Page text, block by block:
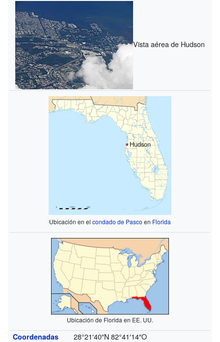
Vista aérea de Hudson
Hudson
Ubicación en el condado de Pasco en Florida
Ubicación de Florida en EE. UU.
Coordenadas 28°21′40″N 82°41′14″O